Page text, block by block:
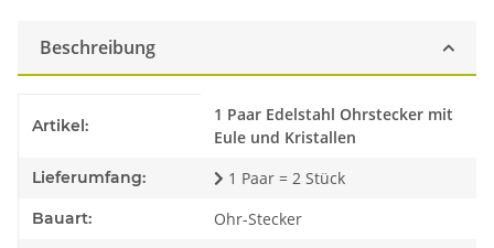
Beschreibung
Artikel:
1 Paar Edelstahl Ohrstecker mit
Eule und Kristallen
Lieferumfang: 1 Paar = 2 Stück
Bauart: Ohr-Stecker